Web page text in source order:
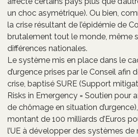
un choc asymétrique). Ou bien,
la crise résultant de l’épidémie de
brutalement tout le monde, même
différences nationales.
Le système mis en place dans le
d’urgence prises par le Conseil afin
crise, baptisé SURE (Support
Risks in Emergency = Soutien pour
de chômage en situation
montant de 100 milliards d’Euros
l’UE à développer des systèmes